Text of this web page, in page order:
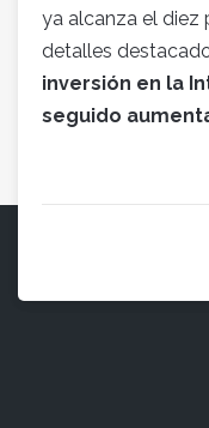
ya alcanza el diez
detalles
inversión en la
seguido